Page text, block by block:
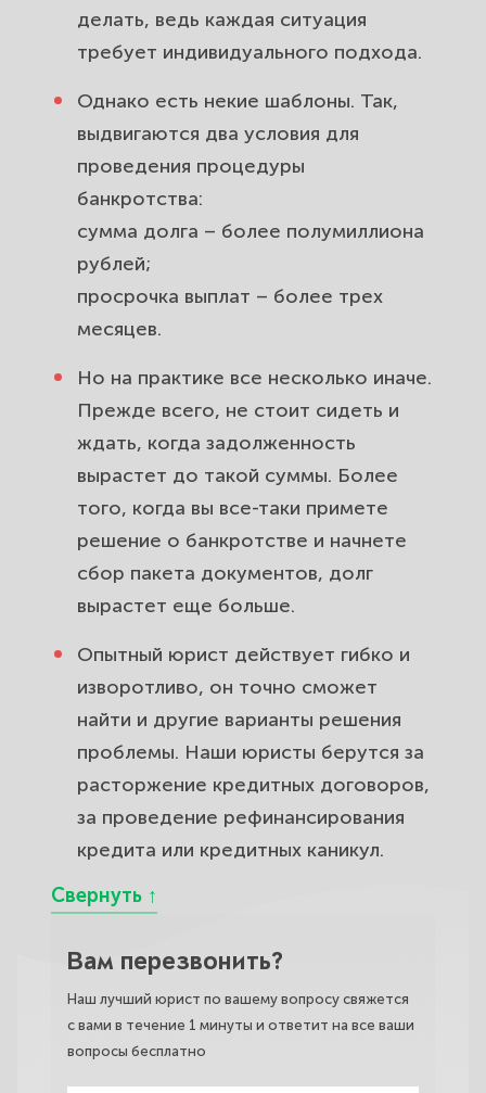
делать, ведь каждая ситуация
требует индивидуального подхода.
Однако есть некие шаблоны. Так,
выдвигаются два условия для
проведения процедуры
банкротства:
сумма долга – более полумиллиона
рублей;
просрочка выплат – более трех
месяцев.
Но на практике все несколько иначе.
Прежде всего, не стоит сидеть и
ждать, когда задолженность
вырастет до такой суммы. Более
того, когда вы все-таки примете
решение о банкротстве и начнете
сбор пакета документов, долг
вырастет еще больше.
Опытный юрист действует гибко и
изворотливо, он точно сможет
найти и другие варианты решения
проблемы. Наши юристы берутся за
расторжение кредитных договоров,
за проведение рефинансирования
кредита или кредитных каникул.
Вам перезвонить?
Наш лучший юрист по вашему вопросу свяжется
с вами в течение 1 минуты и ответит на все ваши
вопросы бесплатно